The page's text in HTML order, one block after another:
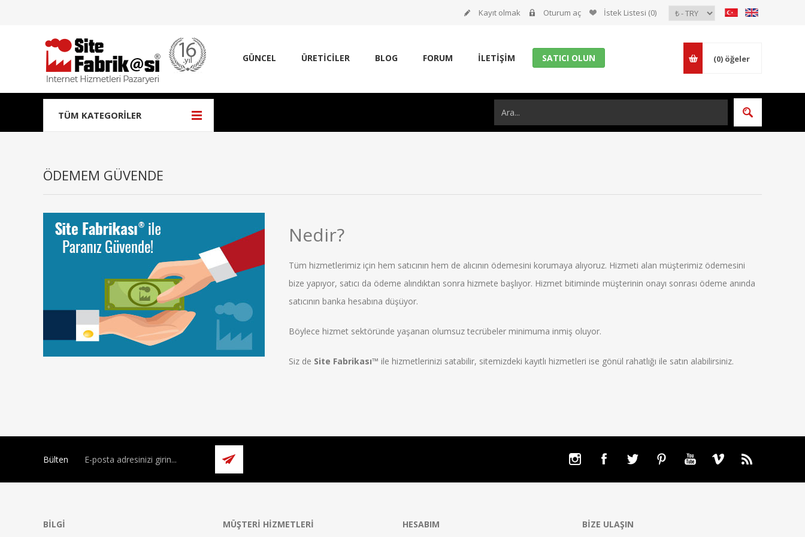
Kayıt olmak Oturum aç İstek Listesi (0)
GÜNCEL ÜRETİCİLER BLOG FORUM İLETIŞIM SATICI OLUN (0) öğeler
TÜM KATEGORILER
ÖDEMEM GÜVENDE
Nedir?
Tüm hizmetlerimiz için hem satıcının hem de alıcının ödemesini korumaya alıyoruz. Hizmeti alan müşterimiz ödemesini
bize yapıyor, satıcı da ödeme alındıktan sonra hizmete başlıyor. Hizmet bitiminde müşterinin onayı sonrası ödeme anında
satıcının banka hesabına düşüyor.
Böylece hizmet sektöründe yaşanan olumsuz tecrübeler minimuma inmiş oluyor.
Siz de Site Fabrikası™ ile hizmetlerinizi satabilir, sitemizdeki kayıtlı hizmetleri ise gönül rahatlığı ile satın alabilirsiniz.
Bülten
BILGI MÜŞTERI HIZMETLERI HESABIM BIZE ULAŞIN